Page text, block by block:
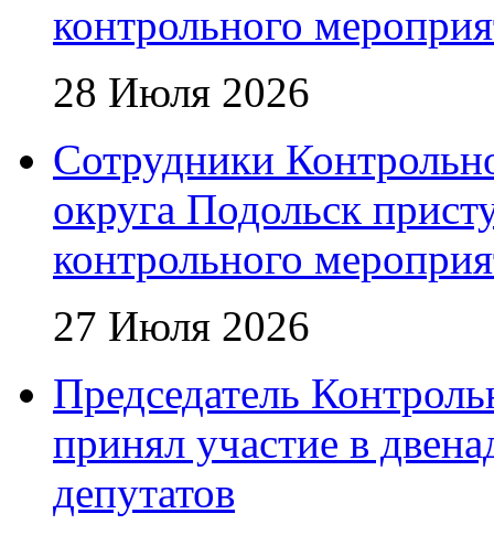
контрольного
28 Июля 2026
Сотрудники
округа Подольск
контрольного
27 Июля 2026
Председатель
принял участие в
депутатов